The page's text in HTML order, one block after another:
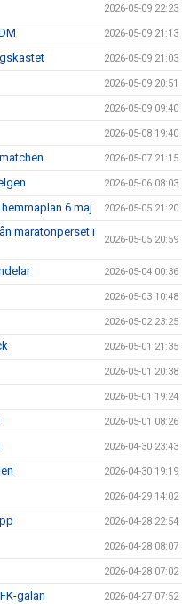
2026-05-09 22:23
2026-05-09 21:13
2026-05-09 21:03
2026-05-09 20:51
2026-05-09 09:40
2026-05-08 19:40
2026-05-07 21:15
2026-05-06 08:03
6 maj 2026-05-05 21:20
maratonperset i
2026-05-05 20:59
2026-05-04 00:36
2026-05-03 10:48
2026-05-02 23:25
2026-05-01 21:35
2026-05-01 20:38
2026-05-01 19:24
2026-05-01 08:26
2026-04-30 23:43
2026-04-30 19:19
2026-04-29 14:02
2026-04-28 22:54
2026-04-28 08:07
2026-04-28 07:02
galan 2026-04-27 07:52